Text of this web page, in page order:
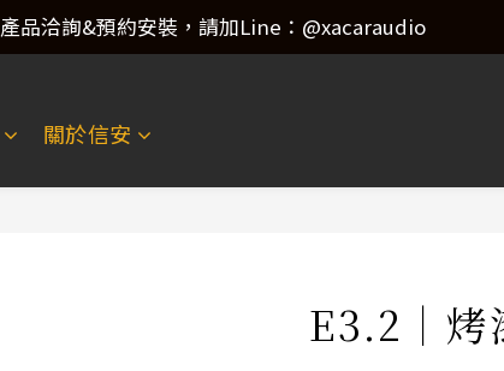
產品洽詢&預約安裝，請加Line：@xacaraudio
產品洽詢&預約安裝，請加Line：@xacaraudio
產品洽詢&預約安裝，請加Line：@xacaraudio
關於信安
E3.2｜烤